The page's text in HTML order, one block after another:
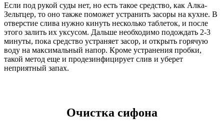
Если под рукой суды нет, но есть такое средство, как Алка-
Зельтцер, то оно также поможет устранить засоры на кухне. В
отверстие слива нужно кинуть несколько таблеток, и после
этого залить их уксусом. Дальше необходимо подождать 2-3
минуты, пока средство устраняет засор, и открыть горячую
воду на максимальный напор. Кроме устранения пробки,
такой метод еще и продезинфицирует слив и уберет
неприятный запах.
Очистка сифона